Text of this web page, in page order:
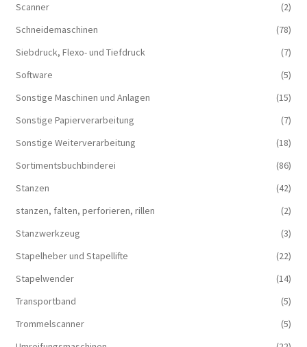
Scanner
(2)
Schneidemaschinen
(78)
Siebdruck, Flexo- und Tiefdruck
(7)
Software
(5)
Sonstige Maschinen und Anlagen
(15)
Sonstige Papierverarbeitung
(7)
Sonstige Weiterverarbeitung
(18)
Sortimentsbuchbinderei
(86)
Stanzen
(42)
stanzen, falten, perforieren, rillen
(2)
Stanzwerkzeug
(3)
Stapelheber und Stapellifte
(22)
Stapelwender
(14)
Transportband
(5)
Trommelscanner
(5)